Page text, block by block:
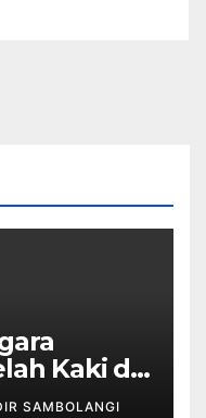
Kaki di
SAMBOLANGI